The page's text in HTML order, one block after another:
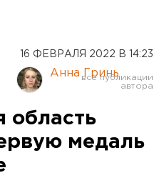
16 ФЕВРАЛЯ 2022 В 14:23
Анна Гринь
область
медаль